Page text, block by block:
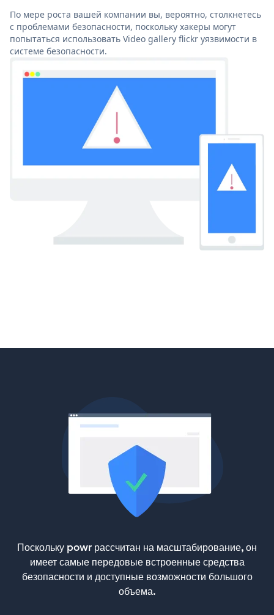
По мере роста вашей компании вы, вероятно, столкнетесь
с проблемами безопасности, поскольку хакеры могут
попытаться использовать Video gallery flickr уязвимости в
системе безопасности.
Поскольку powr рассчитан на масштабирование, он
имеет самые передовые встроенные средства
безопасности и доступные возможности большого
объема.